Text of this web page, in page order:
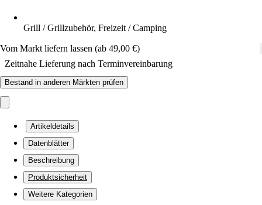
Grill / Grillzubehör, Freizeit / Camping
Vom Markt liefern lassen (ab 49,00 €)
Zeitnahe Lieferung nach Terminvereinbarung
Bestand in anderen Märkten prüfen
Artikeldetails
Datenblätter
Beschreibung
Produktsicherheit
Weitere Kategorien